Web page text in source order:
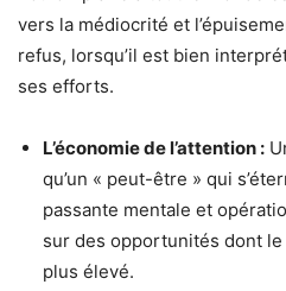
vers la médiocrité et
refus, lorsqu’il est bien
ses efforts.
L’économie de l’attention :
qu’un « peut-être » qui
passante mentale et
sur des opportunités dont
plus élevé.